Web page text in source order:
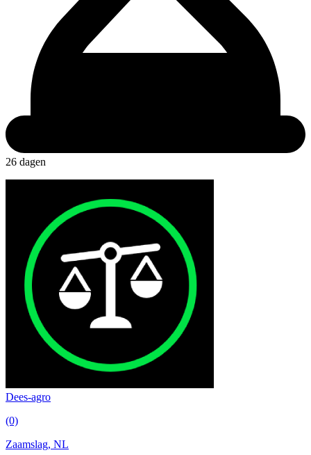
26 dagen
Dees-agro
(0)
Zaamslag, NL